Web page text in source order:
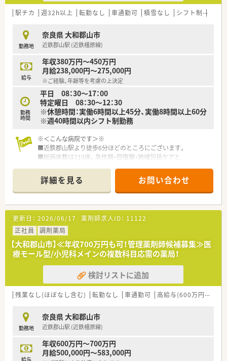
■大和郡山市を中心に2店舗の調剤薬局を運営しており、地域に
根ざした密着型の医療サービスを長年提供し続けている法人で
■代表者自身が現役の薬剤師として現場に立ち、従業員と同じ目
線で業務を把握しているため風通しが非常に良いのが特徴で
す。
■薬剤師会にも精通した代表が運営しており、最新の業界動向を
いち早く取り入れながら地域医療の質を向上させています。
駅チカ 週32h以上 転勤なし 車通勤可 積雪なし シフト制
勤務地
奈良県 大和郡山市
近鉄郡山駅 (近鉄橿原線)
給与
年収380万円～450万円
月給238,000円～275,000円
※ご経験、年齢等を考慮の上決定
勤務
時間
平日 08：30～17：00
特定曜日 08：30～12：30
※休憩時間：実働6時間以上45分、実働8時間以上60分
※週40時間以内シフト制勤務
※＜こんな病院です＞※
■近鉄郡山駅より徒歩6分ほどのところにございます。
■総病床数は210床。急性期・回復期・地域包括ケアと
老人保健施設、訪問看護ステーションなども併設されており、
退院後も法人全体でサポートできる環境がございます。
■透析センター、心臓カテーテル等も行っており、専門性を高め
たい方も歓迎です。
※＜業務内容＞※
■調剤・投薬・監査等、入院患者様のお薬のご準備をメインでお願
いいたします。
※＜こんな方にもオススメ＞※
■病院薬剤師として勤務を希望している方
■時間に制限があるが正社員としてしっかり勤務したい方
■整形外科、透析、心臓カテーテル等、専門的な知識も深めてい
きたい方
詳細を見る お問い合わせ
更新日： 2026/06/17 薬剤師求人ID： 11122
正社員
調剤薬局
【大和郡山市】≪年収700万円も可！管理薬剤師候補募集≫医
療モール型/小児科メインの複数科目応需の薬局！
検討リストに追加
残業なし(ほぼなし含む) 転勤なし 車通勤可 高給与(600万円以上)
勤務地
奈良県 大和郡山市
近鉄郡山駅 (近鉄橿原線)
給与
年収600万円～700万円
月給500,000円～583,000円